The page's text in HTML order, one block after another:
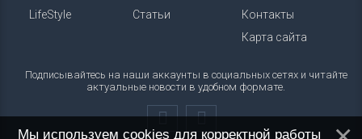
LifeStyle
Статьи
Контакты
Карта сайта
Подписывайтесь на наши аккаунты в социальных сетях и читайте
актуальные новости в удобном формате.
Мы используем cookies для корректной работы